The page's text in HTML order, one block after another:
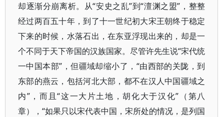
却逐渐分崩离析。从“安史之乱”到“澶渊之盟”，整整
经过两百五十年，到了十一世纪初大宋王朝终于稳定
下来的时候，水落石出，在东亚浮现出来的，却是一
个不同于天下帝国的汉族国家。尽管许先生说“宋代统
一中国本部”，但疆域却缩小了，“由西部的关陇，到
东部的燕云，包括河北大部，都不在汉人中国疆域之
内”，而且“这一大片土地，胡化大于汉化”（第八
章），“如果只以宋代表中国，宋所处的情况，是列国